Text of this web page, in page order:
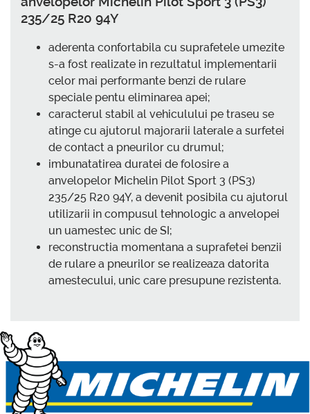
235/25 R20 94Y
aderenta confortabila cu suprafetele umezite
s-a fost realizate in rezultatul implementarii
celor mai performante benzi de rulare
speciale pentu eliminarea apei;
caracterul stabil al vehiculului pe traseu se
atinge cu ajutorul majorarii laterale a surfetei
de contact a pneurilor cu drumul;
imbunatatirea duratei de folosire a
anvelopelor Michelin Pilot Sport 3 (PS3)
235/25 R20 94Y, a devenit posibila cu ajutorul
utilizarii in compusul tehnologic a anvelopei
un uamestec unic de SI;
reconstructia momentana a suprafetei benzii
de rulare a pneurilor se realizeaza datorita
amestecului, unic care presupune rezistenta.